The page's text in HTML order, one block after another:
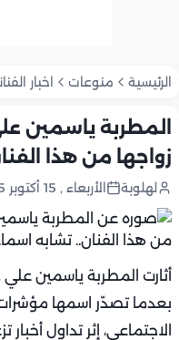
الرئيسية منوعات اخبار
المطربة ياسمين
زواجها من هذا
لهلوبة الأربعاء , 15 أكتوبر 2025 ,1:12 م
أثارت المطربة ياسمين
بعدما تصدّر اسمها
الاجتماعي، إثر تداول